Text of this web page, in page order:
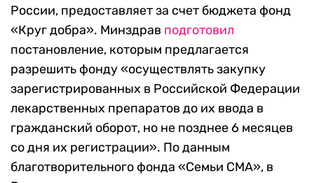
России, предоставляет за счет бюджета фонд
«Круг добра». Минздрав подготовил
постановление, которым предлагается
разрешить фонду «осуществлять закупку
зарегистрированных в Российской Федерации
лекарственных препаратов до их ввода в
гражданский оборот, но не позднее 6 месяцев
со дня их регистрации». По данным
благотворительного фонда «Семьи СМА», в